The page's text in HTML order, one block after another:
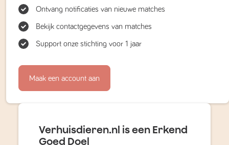
Ontvang notificaties van nieuwe matches
Bekijk contactgegevens van matches
Support onze stichting voor 1 jaar
Maak een account aan
Verhuisdieren.nl is een Erkend
Goed Doel